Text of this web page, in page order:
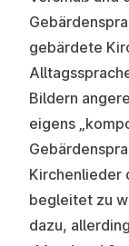
gebärdete
Bildern
eigens
Kirchenlieder
begleitet zu
dazu,